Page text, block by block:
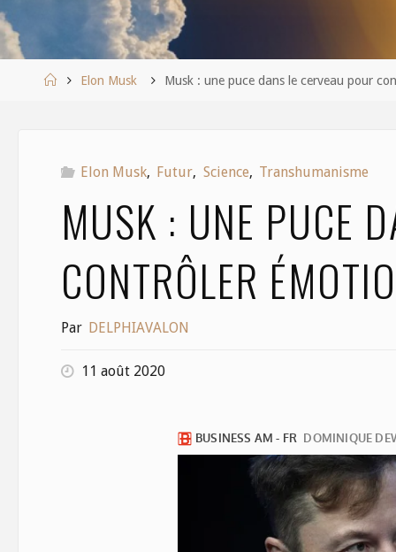
AccueilElon Musk Musk : une puce dans le cerveau pour
Elon Musk, Futur, Science, Transhumanisme
MUSK : UNE PUCE
CONTRÔLER
Par DELPHIAVALON
11 août 2020